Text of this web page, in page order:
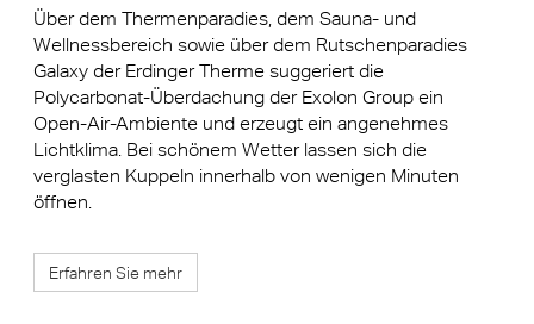
Über dem Thermenparadies, dem Sauna- und
Wellnessbereich sowie über dem Rutschenparadies
Galaxy der Erdinger Therme suggeriert die
Polycarbonat-Überdachung der Exolon Group ein
Open-Air-Ambiente und erzeugt ein angenehmes
Lichtklima. Bei schönem Wetter lassen sich die
verglasten Kuppeln innerhalb von wenigen Minuten
öffnen.
Erfahren Sie mehr